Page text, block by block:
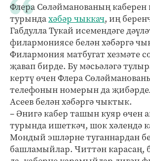
Флера Сөләйманованың каберен
турындахәбәр чыккач, иң
Габдулла Тукай исемендәге
филармониясе белән хәбәргә
Филармония матбугат хезмәте
җавап бирде. Бу мәсьәләгә
кертү өчен Флера
телефонын номерын да
Асеев белән хәбәргә чыктык.
– Әнигә кабер ташын куяр өчен
турында ишеткәч, шок хәлендә
Мондый эшләрне туганнардан
башламыйлар. Читтән карасаң,